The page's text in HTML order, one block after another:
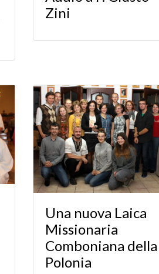
Zini
Una nuova Laica
Missionaria
Comboniana della
Polonia